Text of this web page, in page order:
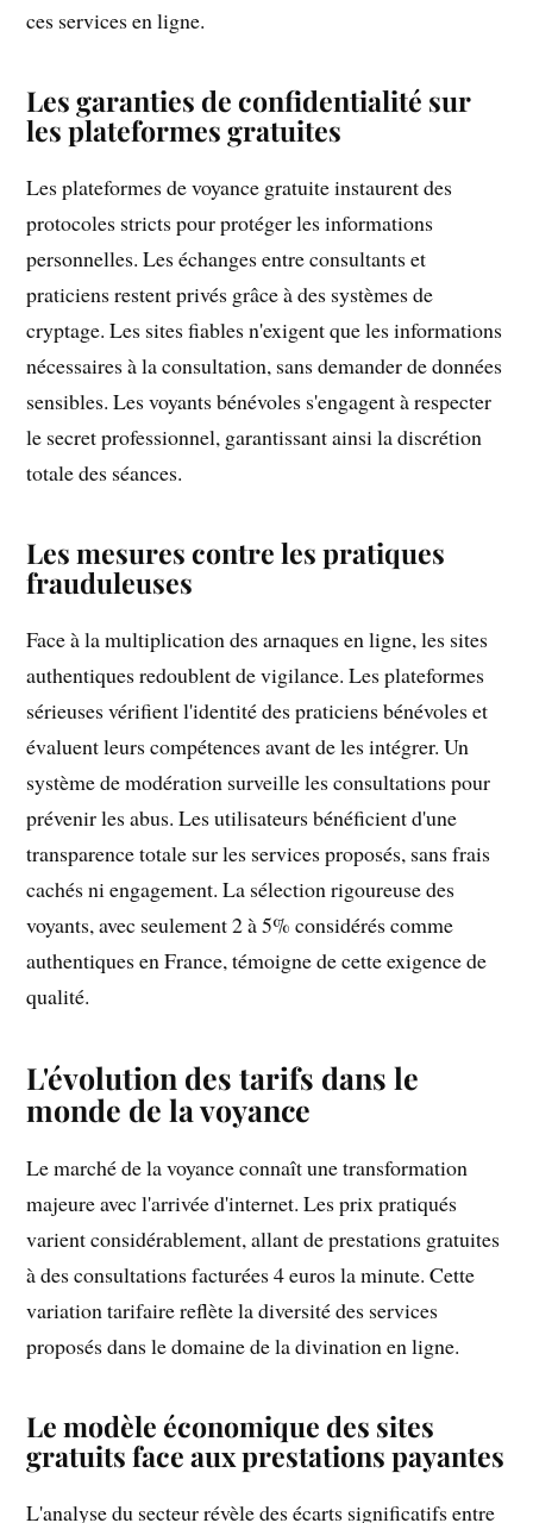
ces services en ligne.
Les garanties de confidentialité sur
les plateformes gratuites
Les plateformes de voyance gratuite instaurent des
protocoles stricts pour protéger les informations
personnelles. Les échanges entre consultants et
praticiens restent privés grâce à des systèmes de
cryptage. Les sites fiables n'exigent que les informations
nécessaires à la consultation, sans demander de données
sensibles. Les voyants bénévoles s'engagent à respecter
le secret professionnel, garantissant ainsi la discrétion
totale des séances.
Les mesures contre les pratiques
frauduleuses
Face à la multiplication des arnaques en ligne, les sites
authentiques redoublent de vigilance. Les plateformes
sérieuses vérifient l'identité des praticiens bénévoles et
évaluent leurs compétences avant de les intégrer. Un
système de modération surveille les consultations pour
prévenir les abus. Les utilisateurs bénéficient d'une
transparence totale sur les services proposés, sans frais
cachés ni engagement. La sélection rigoureuse des
voyants, avec seulement 2 à 5% considérés comme
authentiques en France, témoigne de cette exigence de
qualité.
L'évolution des tarifs dans le
monde de la voyance
Le marché de la voyance connaît une transformation
majeure avec l'arrivée d'internet. Les prix pratiqués
varient considérablement, allant de prestations gratuites
à des consultations facturées 4 euros la minute. Cette
variation tarifaire reflète la diversité des services
proposés dans le domaine de la divination en ligne.
Le modèle économique des sites
gratuits face aux prestations payantes
L'analyse du secteur révèle des écarts significatifs entre